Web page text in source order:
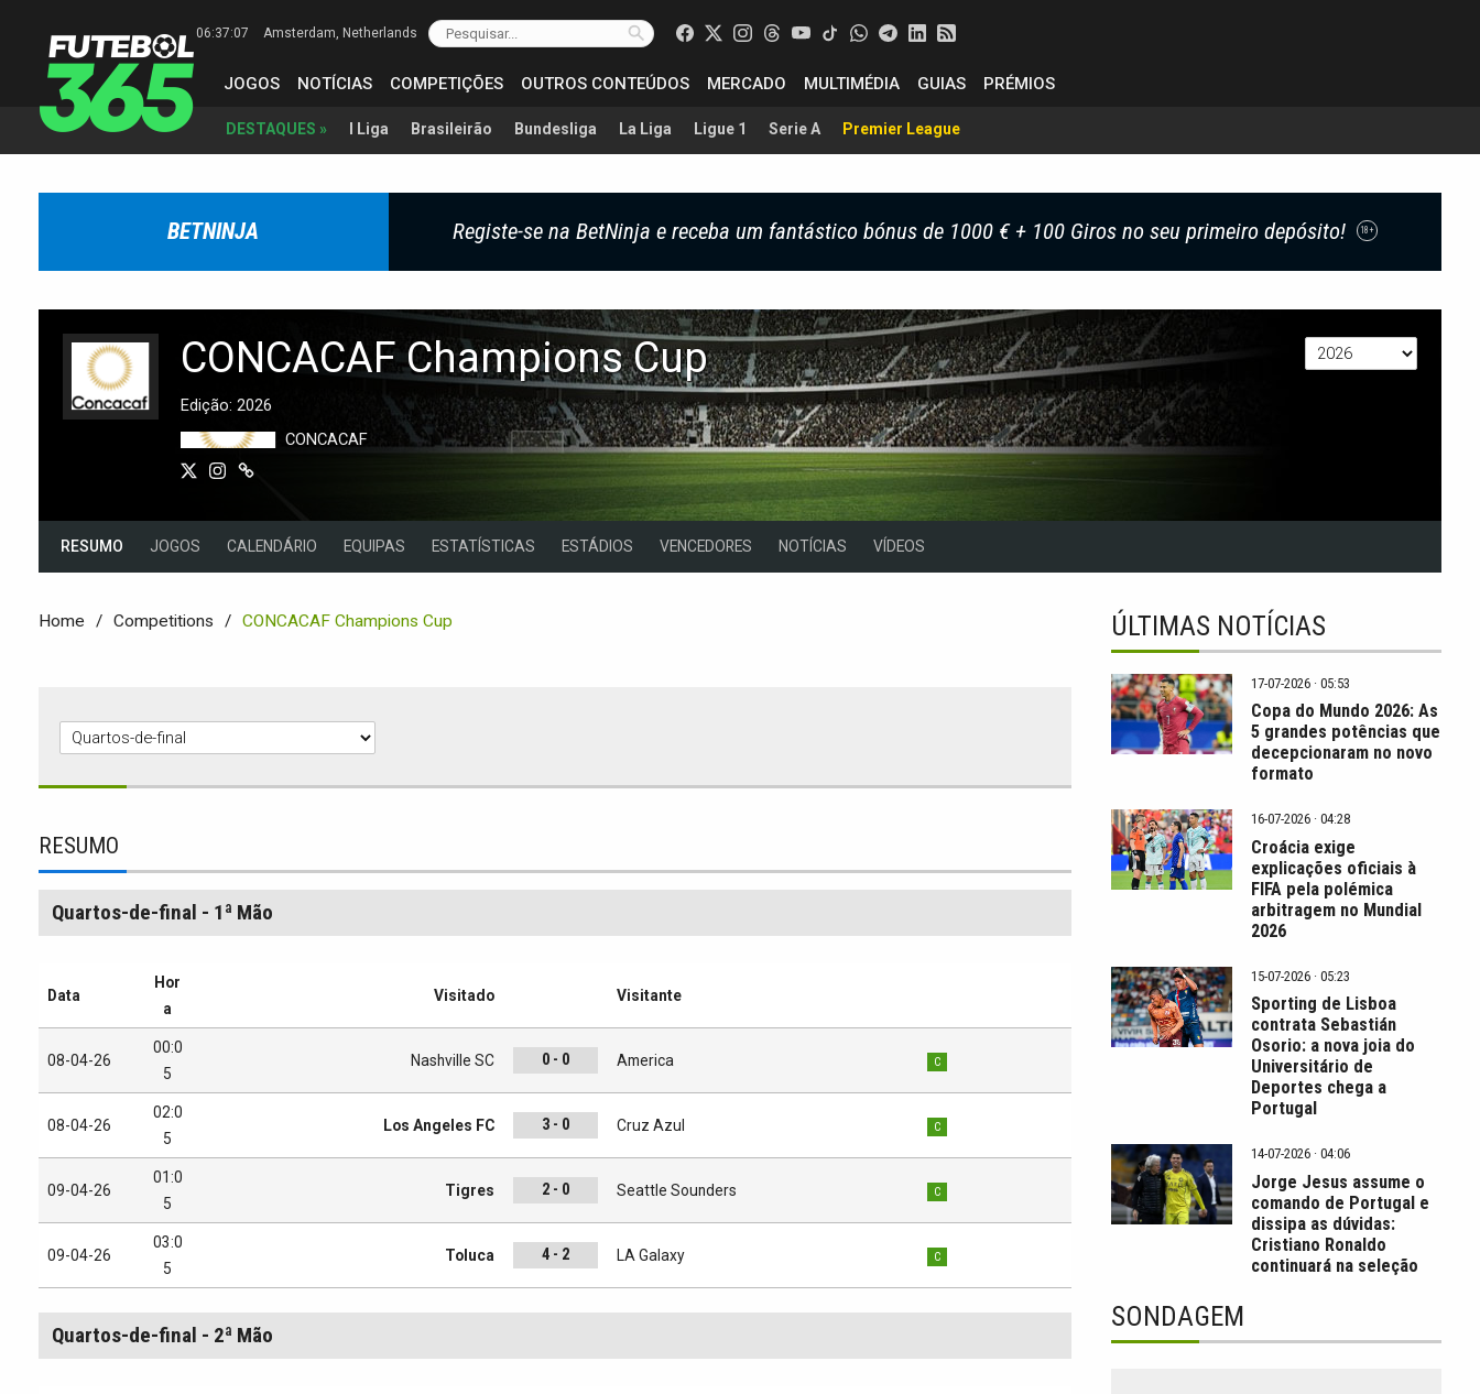
06:37:08 Amsterdam, Netherlands
JOGOS NOTÍCIAS COMPETIÇÕES OUTROS CONTEÚDOS MERCADO MULTIMÉDIA GUIAS PRÉMIOS
DESTAQUES » I Liga Brasileirão Bundesliga La Liga Ligue 1 Serie A Premier League
BETNINJA Registe-se na BetNinja e receba um fantástico bónus de 1000 € + 100 Giros no seu primeiro depósito! 18+
CONCACAF Champions Cup
Edição: 2026
CONCACAF
RESUMO JOGOS CALENDÁRIO EQUIPAS ESTATÍSTICAS ESTÁDIOS VENCEDORES NOTÍCIAS VÍDEOS
Home Competitions CONCACAF Champions Cup
RESUMO
Quartos-de-final - 1ª Mão
Data
Hor
a
Visitado Visitante
08-04-26
00:0
5
Nashville SC 0 - 0 America C
08-04-26
02:0
5
Los Angeles FC 3 - 0 Cruz Azul C
09-04-26
01:0
5
Tigres 2 - 0 Seattle Sounders C
09-04-26
03:0
5
Toluca 4 - 2 LA Galaxy C
Quartos-de-final - 2ª Mão
ÚLTIMAS NOTÍCIAS
17-07-2026 · 05:53
Copa do Mundo 2026: As
5 grandes potências que
decepcionaram no novo
formato
16-07-2026 · 04:28
Croácia exige
explicações oficiais à
FIFA pela polémica
arbitragem no Mundial
2026
15-07-2026 · 05:23
Sporting de Lisboa
contrata Sebastián
Osorio: a nova joia do
Universitário de
Deportes chega a
Portugal
14-07-2026 · 04:06
Jorge Jesus assume o
comando de Portugal e
dissipa as dúvidas:
Cristiano Ronaldo
continuará na seleção
SONDAGEM